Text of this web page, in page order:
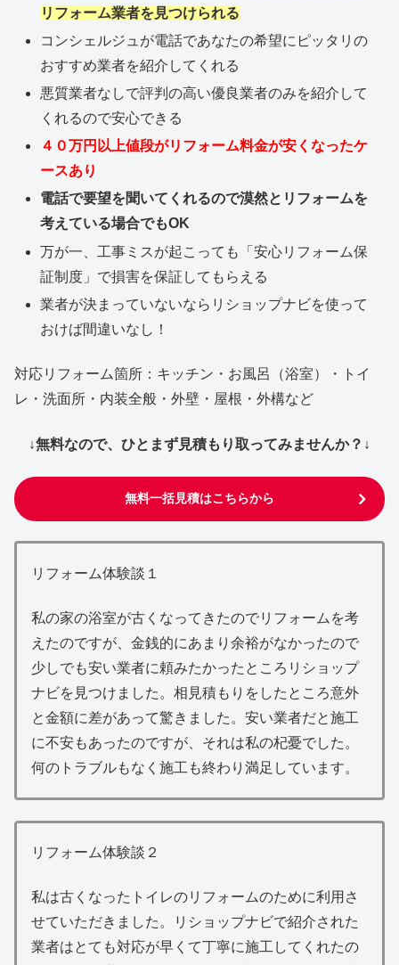
リフォーム業者を見つけられる
コンシェルジュが電話であなたの希望にピッタリの
おすすめ業者を紹介してくれる
悪質業者なしで評判の高い優良業者のみを紹介して
くれるので安心できる
４０万円以上値段がリフォーム料金が安くなったケ
ースあり
電話で要望を聞いてくれるので漠然とリフォームを
考えている場合でもOK
万が一、工事ミスが起こっても「安心リフォーム保
証制度」で損害を保証してもらえる
業者が決まっていないならリショップナビを使って
おけば間違いなし！
対応リフォーム箇所：キッチン・お風呂（浴室）・トイ
レ・洗面所・内装全般・外壁・屋根・外構など
↓無料なので、ひとまず見積もり取ってみませんか？↓
無料一括見積はこちらから
リフォーム体験談１
私の家の浴室が古くなってきたのでリフォームを考
えたのですが、金銭的にあまり余裕がなかったので
少しでも安い業者に頼みたかったところリショップ
ナビを見つけました。相見積もりをしたところ意外
と金額に差があって驚きました。安い業者だと施工
に不安もあったのですが、それは私の杞憂でした。
何のトラブルもなく施工も終わり満足しています。
リフォーム体験談２
私は古くなったトイレのリフォームのために利用さ
せていただきました。リショップナビで紹介された
業者はとても対応が早くて丁寧に施工してくれたの